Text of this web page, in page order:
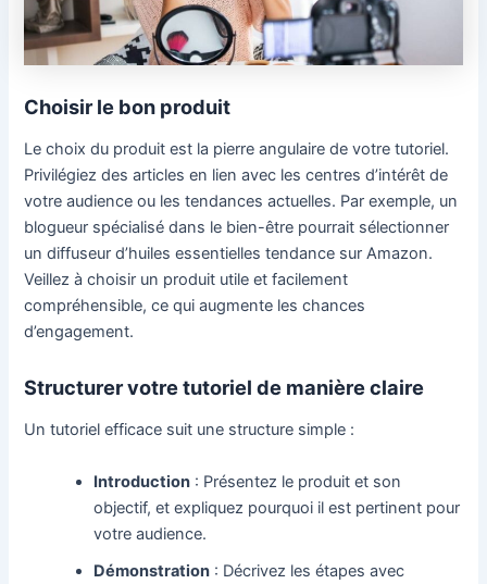
Choisir le bon produit
Le choix du produit est la pierre angulaire de votre tutoriel.
Privilégiez des articles en lien avec les centres d’intérêt de
votre audience ou les tendances actuelles. Par exemple, un
blogueur spécialisé dans le bien-être pourrait sélectionner
un diffuseur d’huiles essentielles tendance sur Amazon.
Veillez à choisir un produit utile et facilement
compréhensible, ce qui augmente les chances
d’engagement.
Structurer votre tutoriel de manière claire
Un tutoriel efficace suit une structure simple :
Introduction : Présentez le produit et son
objectif, et expliquez pourquoi il est pertinent pour
votre audience.
Démonstration : Décrivez les étapes avec